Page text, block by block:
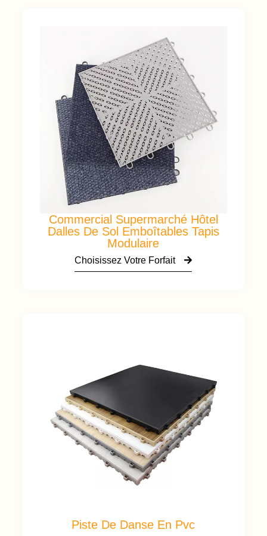
Commercial Supermarché Hôtel
Dalles De Sol Emboîtables Tapis
Modulaire
Choisissez Votre Forfait
Piste De Danse En Pvc